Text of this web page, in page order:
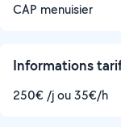
CAP menuisier
Informations
250€ /j ou 35€/h